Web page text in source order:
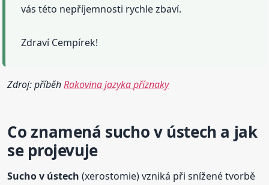
vás této nepříjemnosti rychle zbaví.
Zdraví Cempírek!
Zdroj: příběhRakovina jazyka příznaky
Co znamená suchov ústech a jak
se projevuje
Suchov ústech (xerostomie) vzniká při snížené tvorbě